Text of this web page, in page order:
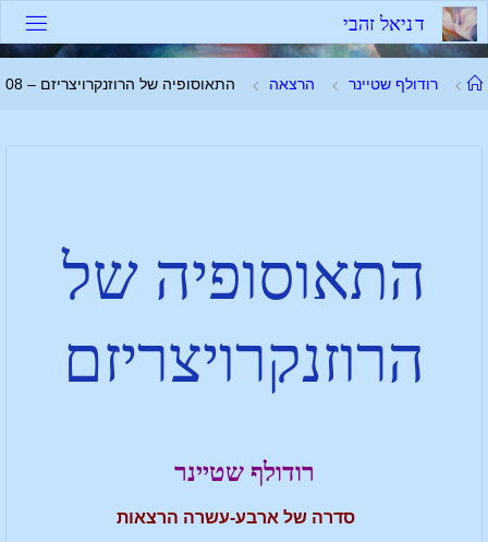
דניאל זהבי
רודולף שטיינר הרצאה התאוסופיה של הרוזנקרויצריזם – 08
התאוסופיה של
הרוזנקרויצריזם
רודולף שטיינר
סדרה של ארבע-עשרה הרצאות